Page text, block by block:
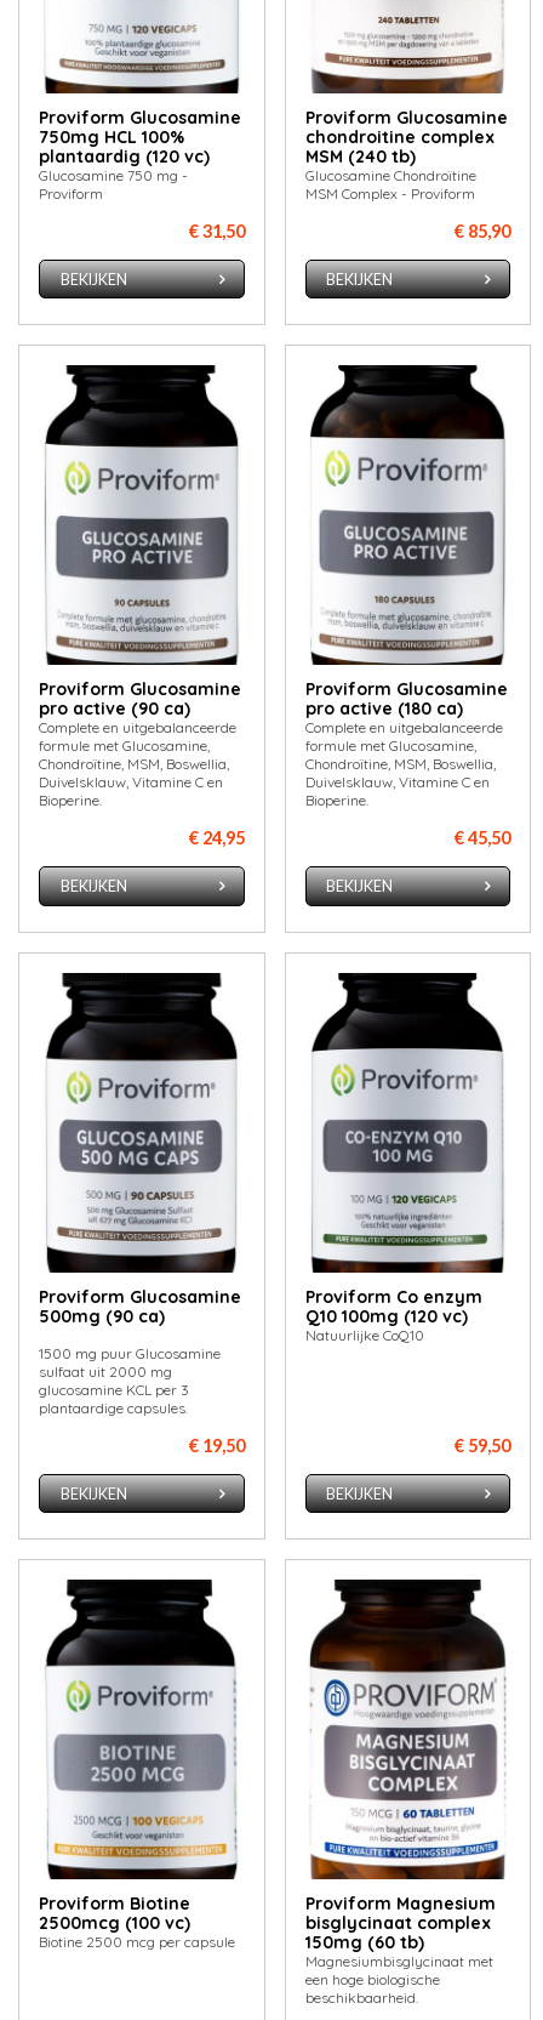
Proviform Glucosamine
750mg HCL 100%
plantaardig (120 vc)
Glucosamine 750 mg -
Proviform
€ 31,50
BEKIJKEN
Proviform Glucosamine
chondroitine complex
MSM (240 tb)
Glucosamine Chondroïtine
MSM Complex - Proviform
€ 85,90
BEKIJKEN
Proviform Glucosamine
pro active (90 ca)
Complete en uitgebalanceerde
formule met Glucosamine,
Chondroïtine, MSM, Boswellia,
Duivelsklauw, Vitamine C en
Bioperine.
€ 24,95
BEKIJKEN
Proviform Glucosamine
pro active (180 ca)
Complete en uitgebalanceerde
formule met Glucosamine,
Chondroïtine, MSM, Boswellia,
Duivelsklauw, Vitamine C en
Bioperine.
€ 45,50
BEKIJKEN
Proviform Glucosamine
500mg (90 ca)
1500 mg puur Glucosamine
sulfaat uit 2000 mg
glucosamine KCL per 3
plantaardige capsules.
€ 19,50
BEKIJKEN
Proviform Co enzym
Q10 100mg (120 vc)
Natuurlijke CoQ10
€ 59,50
BEKIJKEN
Proviform Biotine
2500mcg (100 vc)
Biotine 2500 mcg per capsule
Proviform Magnesium
bisglycinaat complex
150mg (60 tb)
Magnesiumbisglycinaat met
een hoge biologische
beschikbaarheid.